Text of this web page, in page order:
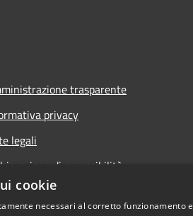
trasparente
privacy
legali
di accessibilità
cookie
necessari al corretto funzionamento e